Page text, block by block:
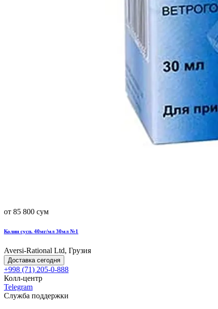
от 85 800 сум
Колин сусп. 40мг/мл 30мл №1
Aversi-Rational Ltd, Грузия
Доставка сегодня
+998 (71) 205-0-888
Колл-центр
Telegram
Служба поддержки